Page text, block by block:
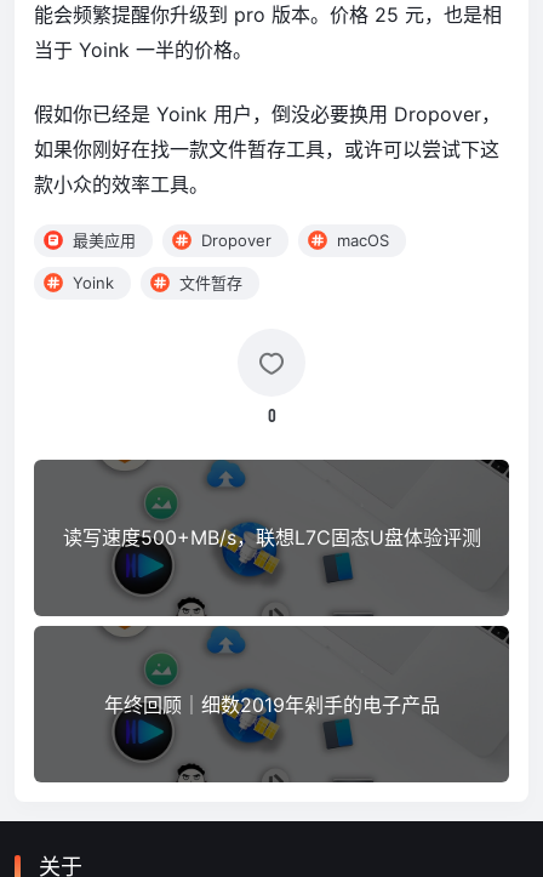
能会频繁提醒你升级到 pro 版本。价格 25 元，也是相
当于 Yoink 一半的价格。
假如你已经是 Yoink 用户，倒没必要换用 Dropover，
如果你刚好在找一款文件暂存工具，或许可以尝试下这
款小众的效率工具。
最美应用 Dropover macOS
Yoink 文件暂存
0
读写速度500+MB/s，联想L7C固态U盘体验评测
年终回顾｜细数2019年剁手的电子产品
关于